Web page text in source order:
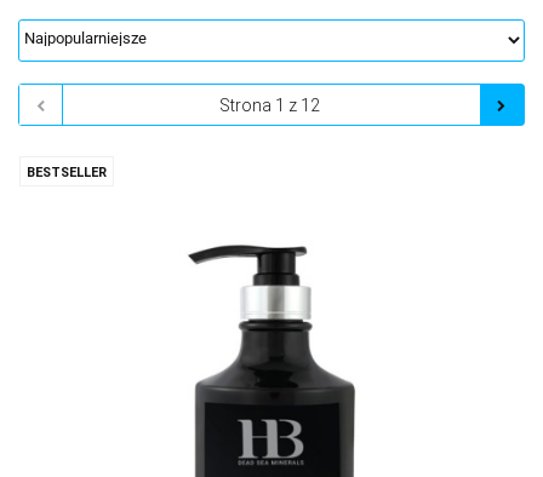
BESTSELLER